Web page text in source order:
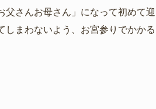
父さんお母さん」になって初めて迎
しまわないよう、お宮参りでかかる